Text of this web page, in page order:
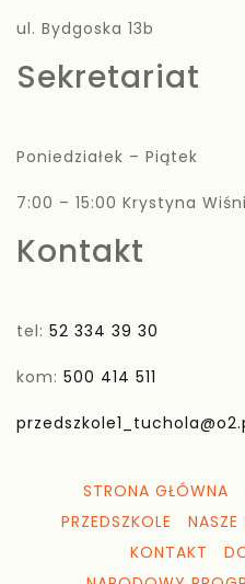
ul. Bydgoska 13b
Sekretariat
Poniedziałek – Piątek
7:00 – 15:00 Krystyna
Kontakt
tel: 52 334 39 30
kom: 500 414 511
STRONA GŁÓWNA
PRZEDSZKOLE
NASZE
KONTAKT